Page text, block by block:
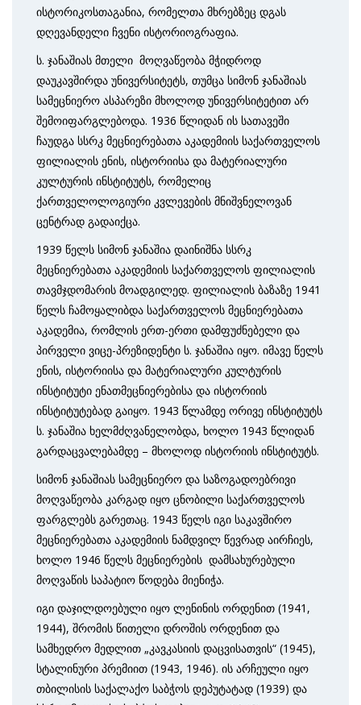
ისტორიკოსთაგანია, რომელთა მხრებზეც დგას
დღევანდელი ჩვენი ისტორიოგრაფია.
ს. ჯანაშიას მთელი მოღვაწეობა მჭიდროდ
დაუკავშირდა უნივერსიტეტს, თუმცა სიმონ ჯანაშიას
სამეცნიერო ასპარეზი მხოლოდ უნივერსიტეტით არ
შემოიფარ­გლებოდა. 1936 წლიდან ის სათავეში
ჩაუდგა სსრკ მეცნიერებათა აკადემიის საქართველოს
ფილიალის ენის, ისტორიისა და მატერიალური
კულტურის ინსტიტუტს, რომელიც
ქართველოლოგიური კვლევების მნიშვნელოვან
ცენტრად გადაიქცა.
1939 წელს სიმონ ჯანაშია დაინიშნა სსრკ
მეცნიერებათა აკადემიის საქართველოს ფილიალის
თავმჯდომარის მოადგილედ. ფილიალის ბაზაზე 1941
წელს ჩამოყალიბდა საქართველოს მეცნიერებათა
აკადემია, რომლის ერთ-ერთი დამფუძნებელი და
პირველი ვიცე-პრეზიდენტი ს. ჯანაშია იყო. იმავე წელს
ენის, ისტორიისა და მატერიალური კულტურის
ინსტიტუტი ენათმეცნიერებისა და ისტორიის
ინსტიტუტებად გაიყო. 1943 წლამდე ორივე ინსტიტუტს
ს. ჯანაშია ხელმძღვანელობდა, ხოლო 1943 წლიდან
გარდაცვალებამდე – მხოლოდ ისტორიის ინსტიტუტს.
სიმონ ჯანაშიას სამეცნიერო და საზოგადოებრივი
მოღვაწეობა კარგად იყო ცნობილი საქართველოს
ფარგლებს გარეთაც. 1943 წელს იგი საკავშირო
მეცნიერებათა აკადემიის ნამდვილ წევრად აირჩიეს,
ხოლო 1946 წელს მეცნიერების დამსახურებული
მოღვაწის საპატიო წოდება მიენიჭა.
იგი დაჯილდოებული იყო ლენინის ორდენით (1941,
1944), შრომის წითელი დროშის ორდენით და
სამხედრო მედლით „კავკასიის დაცვისათვის“ (1945),
სტალინური პრემიით (1943, 1946). ის არჩეული იყო
თბილისის საქალაქო საბჭოს დეპუტატად (1939) და